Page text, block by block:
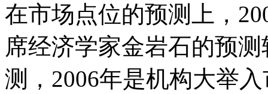
在市场点位的预测上，
席经济学家金岩石的预
测，2006年是机构大举